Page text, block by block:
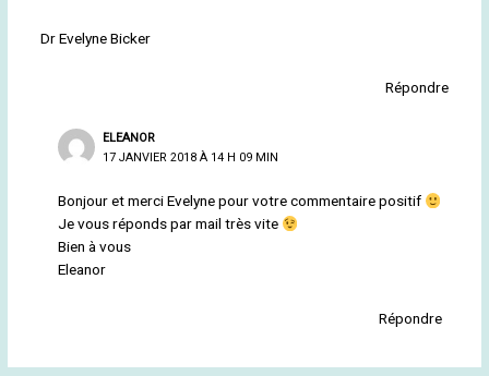
Dr Evelyne Bicker
Répondre
ELEANOR
17 JANVIER 2018 À 14 H 09 MIN
Bonjour et merci Evelyne pour votre commentaire positif
Je vous réponds par mail très vite
Bien à vous
Eleanor
Répondre